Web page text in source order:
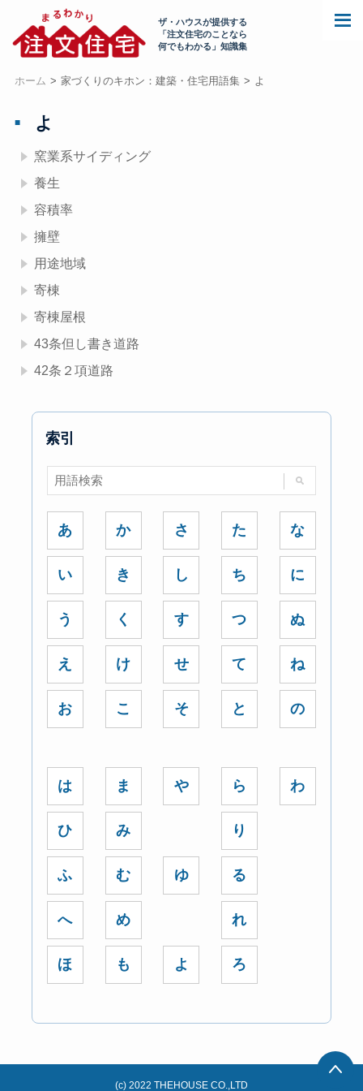
ザ・ハウスが提供する
「注文住宅のことなら
何でもわかる」知識集
ホーム 家づくりのキホン：建築・住宅用語集 よ
よ
窯業系サイディング
養生
容積率
擁壁
用途地域
寄棟
寄棟屋根
43条但し書き道路
42条２項道路
索引
あ
い
う
え
お
か
き
く
け
こ
さ
し
す
せ
そ
た
ち
つ
て
と
な
に
ぬ
ね
の
は
ひ
ふ
へ
ほ
ま
み
む
め
も
や
ゆ
よ
ら
り
る
れ
ろ
わ
(c) 2022 THEHOUSE CO.,LTD